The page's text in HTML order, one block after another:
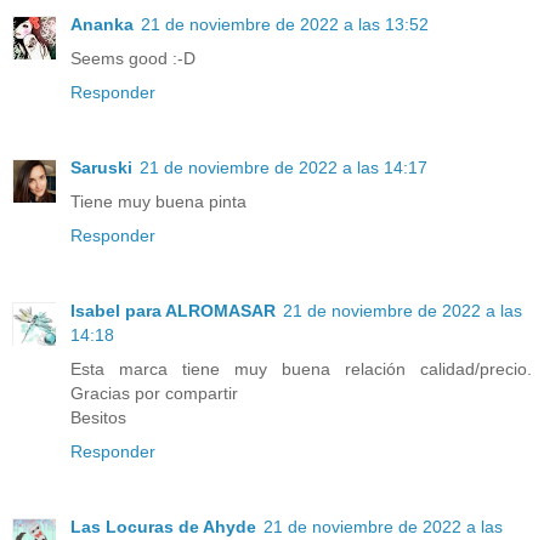
Ananka 21 de noviembre de 2022 a las 13:52
Seems good :-D
Responder
Saruski 21 de noviembre de 2022 a las 14:17
Tiene muy buena pinta
Responder
Isabel para ALROMASAR 21 de noviembre de 2022 a las
14:18
Esta marca tiene muy buena relación calidad/precio.
Gracias por compartir
Besitos
Responder
Las Locuras de Ahyde 21 de noviembre de 2022 a las